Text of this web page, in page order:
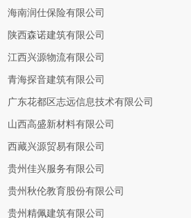
海南润仕保险有限公司
陕西森诺建筑有限公司
江西兴源物流有限公司
青海探音建筑有限公司
广东花都区志远信息技术有限公司
山西高盛新材料有限公司
西藏兴源贸易有限公司
贵州佳兴服务有限公司
贵州秋伦教育股份有限公司
贵州精佩建筑有限公司